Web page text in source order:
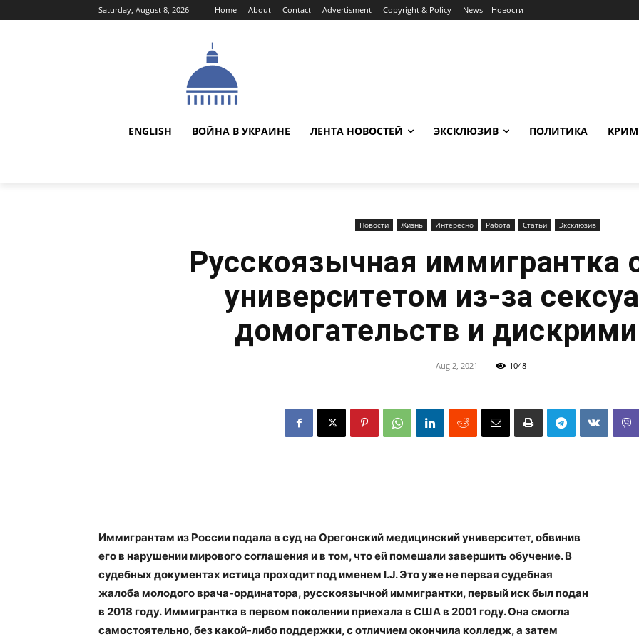
Saturday, August 8, 2026 Home About Contact Advertisment Copyright & Policy News – Новости
ENGLISH ВОЙНА В УКРАИНЕ ЛЕНТА НОВОСТЕЙ ЭКСКЛЮЗИВ ПОЛИТИКА
Новости Жизнь Интересно Работа Статьи Эксклюзив
Русскоязычная иммигрантка
университетом из-за
домогательств и
Aug 2, 2021 1048
Иммигрантам из России подала в суд на Орегонский медицинский университет, обвинив
его в нарушении мирового соглашения и в том, что ей помешали завершить обучение. В
судебных документах истица проходит под именем I.J. Это уже не первая судебная
жалоба молодого врача-ординатора, русскоязычной иммигрантки, первый иск был подан
в 2018 году. Иммигрантка в первом поколении приехала в США в 2001 году. Она смогла
самостоятельно, без какой-либо поддержки, с отличием окончила колледж, а затем